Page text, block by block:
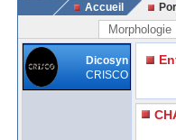
Accueil
Morphologie
Dicosyn
CRISCO